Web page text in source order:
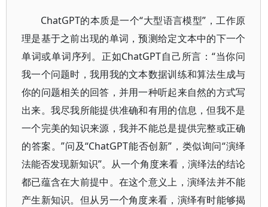
ChatGPT的本质是一个“大型语言模型”，工作原
理是基于之前出现的单词，预测给定文本中的下一个
单词或单词序列。正如ChatGPT自己所言：“当你问
我一个问题时，我用我的文本数据训练和算法生成与
你的问题相关的回答，并用一种听起来自然的方式写
出来。我尽我所能提供准确和有用的信息，但我不是
一个完美的知识来源，我并不能总是提供完整或正确
的答案。”问及“ChatGPT能否创新”，类似询问“演绎
法能否发现新知识”。从一个角度来看，演绎法的结论
都已蕴含在大前提中。在这个意义上，演绎法并不能
产生新知识。但从另一个角度来看，演绎有时能够揭